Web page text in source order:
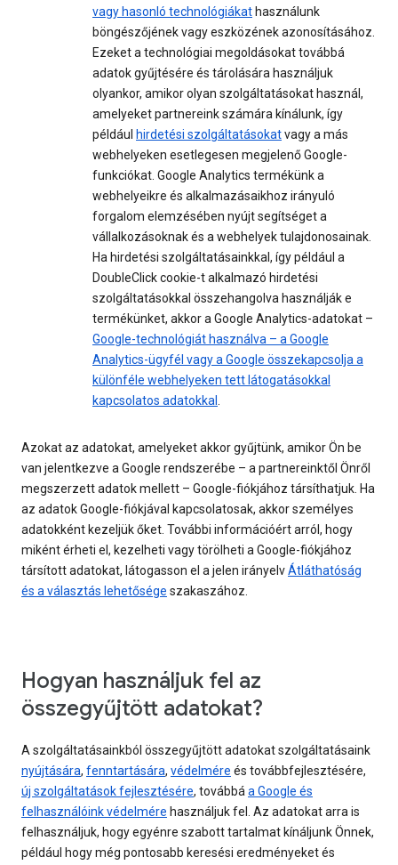
vagy hasonló technológiákat használunk
böngészőjének vagy eszközének azonosításához.
Ezeket a technológiai megoldásokat továbbá
adatok gyűjtésére és tárolására használjuk
olyankor, amikor olyan szolgáltatásokat használ,
amelyeket partnereink számára kínálunk, így
például hirdetési szolgáltatásokatvagy a más
webhelyeken esetlegesen megjelenő Google-
funkciókat. Google Analytics termékünk a
webhelyeikre és alkalmazásaikhoz irányuló
forgalom elemzésében nyújt segítséget a
vállalkozásoknak és a webhelyek tulajdonosainak.
Ha hirdetési szolgáltatásainkkal, így például a
DoubleClick cookie-t alkalmazó hirdetési
szolgáltatásokkal összehangolva használják e
termékünket, akkor a Google Analytics-adatokat –
Google-technológiát használva – a Google
Analytics-ügyfél vagy a Google összekapcsolja a
különféle webhelyeken tett látogatásokkal
kapcsolatos adatokkal.
Azokat az adatokat, amelyeket akkor gyűjtünk, amikor Ön be
van jelentkezve a Google rendszerébe – a partnereinktől Önről
megszerzett adatok mellett – Google-fiókjához társíthatjuk. Ha
az adatok Google-fiókjával kapcsolatosak, akkor személyes
adatokként kezeljük őket. További információért arról, hogy
miként érheti el, kezelheti vagy törölheti a Google-fiókjához
társított adatokat, látogasson el a jelen irányelvÁtláthatóság
és a választás lehetősége szakaszához.
Hogyan használjuk fel az
összegyűjtött adatokat?
A szolgáltatásainkból összegyűjtött adatokat szolgáltatásaink
nyújtására, fenntartására, védelmére és továbbfejlesztésére,
új szolgáltatások fejlesztésére, továbbáa Google és
felhasználóink védelmére használjuk fel. Az adatokat arra is
felhasználjuk, hogy egyénre szabott tartalmat kínáljunk Önnek,
például hogy még pontosabb keresési eredményeket és